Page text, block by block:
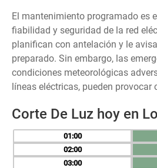
El mantenimiento programado es
fiabilidad y seguridad de la red
planifican con antelación y le
preparado. Sin embargo, las
condiciones meteorológicas
líneas eléctricas, pueden provocar
Corte De Luz hoy en
01
02
03